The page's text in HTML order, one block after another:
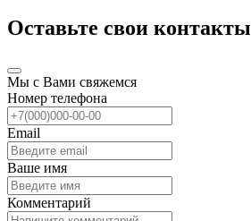
Оставьте свои контакты
Мы с Вами свяжемся
Номер телефона
Email
Ваше имя
Комментарий